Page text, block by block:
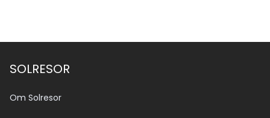
SOLRESOR
Om Solresor